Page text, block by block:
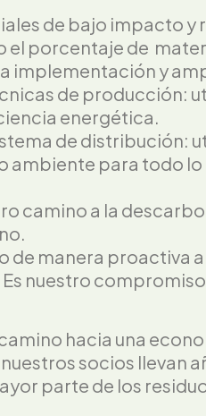
de bajo impacto y
el porcentaje de
implementación y
de producción:
energética.
de distribución:
ambiente para todo
camino a la
de manera proactiva
nuestro compromiso.
hacia una
socios llevan
parte de los